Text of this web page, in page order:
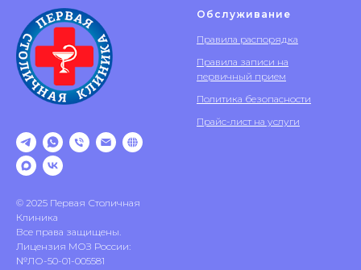
© 2025 Первая Столичная
Клиника
Все права защищены.
Лицензия МОЗ России:
№ЛО-50-01-005581
Обслуживание
Правила распорядка
Правила записи на
первичный прием
Политика безопасности
Прайс-лист на услуги